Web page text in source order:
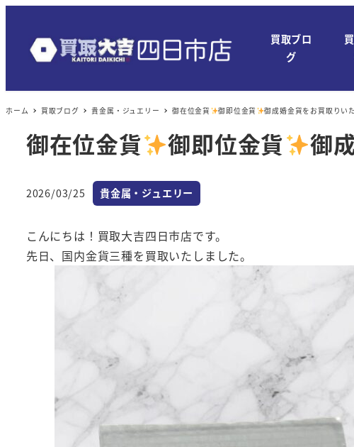
ン
テ
買取ブロ
グ
ホーム 買取ブログ 貴金属・ジュエリー 御在位金貨 御即位金貨 御成婚金貨をお買取りい
御在位金貨 御即位金貨 御
投稿日
2026/03/25 カテゴリー
貴金属・ジュエリー
こんにちは！買取大吉四日市店です。
先日、国内金貨三種を買取いたしました。